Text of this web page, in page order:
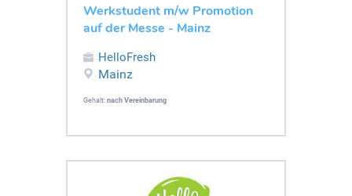
Werkstudent m/w Promotion
auf der Messe - Mainz
HelloFresh
Mainz
Gehalt: nach Vereinbarung